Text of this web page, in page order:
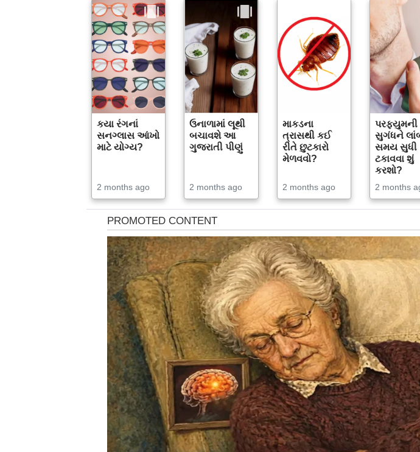
કયા રંગનાં
સનગ્લાસ આંખો
માટે યોગ્ય?
2 months ago
ઉનાળામાં લૂથી
બચાવશે આ
ગુજરાતી પીણું
2 months ago
માકડના
ત્રાસથી કઈ
રીતે છુટકારો
મેળવવો?
2 months ago
પરફ્યુમની
સુગંધને
સમય સુધી
ટકાવવા શું
કરશો?
2 months